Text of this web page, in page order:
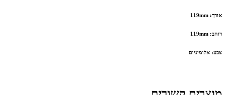
אורך: 119mm
רוחב: 119mm
צבע: אלומיניום